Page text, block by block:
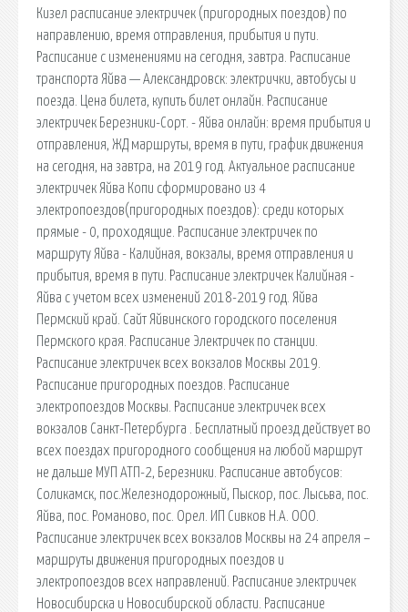
Кизел расписание электричек (пригородных поездов) по
направлению, время отправления, прибытия и пути.
Расписание с изменениями на сегодня, завтра. Расписание
транспорта Яйва — Александровск: электрички, автобусы и
поезда. Цена билета, купить билет онлайн. Расписание
электричек Березники-Сорт. - Яйва онлайн: время прибытия и
отправления, ЖД маршруты, время в пути, график движения
на сегодня, на завтра, на 2019 год. Актуальное расписание
электричек Яйва Копи сформировано из 4
электропоездов(пригородных поездов): среди которых
прямые - 0, проходящие. Расписание электричек по
маршруту Яйва - Калийная, вокзалы, время отправления и
прибытия, время в пути. Расписание электричек Калийная -
Яйва с учетом всех изменений 2018-2019 год. Яйва
Пермский край. Сайт Яйвинского городского поселения
Пермского края. Расписание Электричек по станции.
Расписание электричек всех вокзалов Москвы 2019.
Расписание пригородных поездов. Расписание
электропоездов Москвы. Расписание электричек всех
вокзалов Санкт-Петербурга . Бесплатный проезд действует во
всех поездах пригородного сообщения на любой маршрут
не дальше МУП АТП-2, Березники. Расписание автобусов:
Соликамск, пос.Железнодорожный, Пыскор, пос. Лысьва, пос.
Яйва, пос. Романово, пос. Орел. ИП Сивков Н.А. ООО.
Расписание электричек всех вокзалов Москвы на 24 апреля –
маршруты движения пригородных поездов и
электропоездов всех направлений. Расписание электричек
Новосибирска и Новосибирской области. Расписание